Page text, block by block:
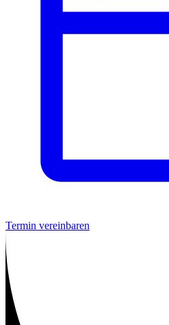
Termin vereinbaren